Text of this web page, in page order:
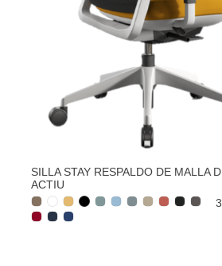
SILLA STAY RESPALDO DE MALLA
ACTIU